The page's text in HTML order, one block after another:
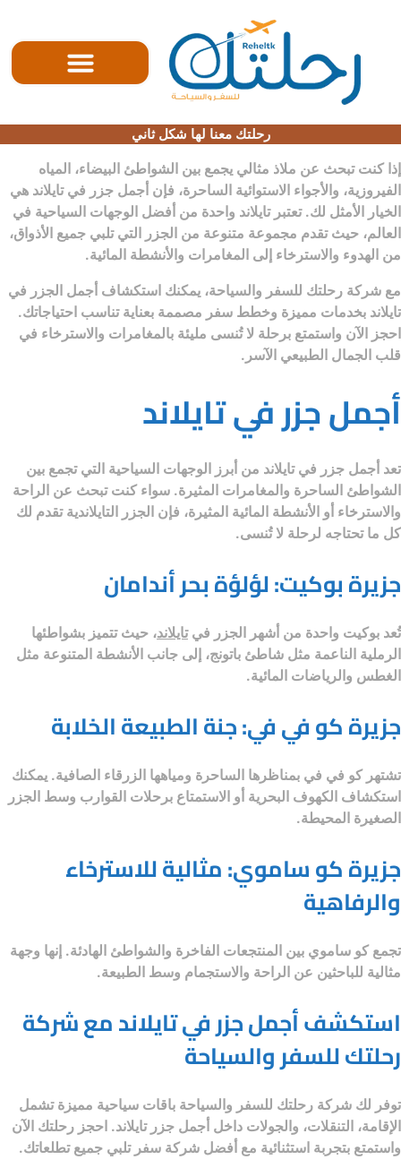
رحلتك معنا لها شكل ثاني
إذا كنت تبحث عن ملاذ مثالي يجمع بين الشواطئ البيضاء، المياه
الفيروزية، والأجواء الاستوائية الساحرة، فإن أجمل جزر في تايلاند هي
الخيار الأمثل لك. تعتبر تايلاند واحدة من أفضل الوجهات السياحية في
العالم، حيث تقدم مجموعة متنوعة من الجزر التي تلبي جميع الأذواق،
من الهدوء والاسترخاء إلى المغامرات والأنشطة المائية.
مع شركة رحلتك للسفر والسياحة، يمكنك استكشاف أجمل الجزر في
تايلاند بخدمات مميزة وخطط سفر مصممة بعناية تناسب احتياجاتك.
احجز الآن واستمتع برحلة لا تُنسى مليئة بالمغامرات والاسترخاء في
قلب الجمال الطبيعي الآسر.
أجمل جزر في تايلاند
تعد أجمل جزر في تايلاند من أبرز الوجهات السياحية التي تجمع بين
الشواطئ الساحرة والمغامرات المثيرة. سواء كنت تبحث عن الراحة
والاسترخاء أو الأنشطة المائية المثيرة، فإن الجزر التايلاندية تقدم لك
كل ما تحتاجه لرحلة لا تُنسى.
جزيرة بوكيت: لؤلؤة بحر أندامان
تُعد بوكيت واحدة من أشهر الجزر فيتايلاند، حيث تتميز بشواطئها
الرملية الناعمة مثل شاطئ باتونج، إلى جانب الأنشطة المتنوعة مثل
الغطس والرياضات المائية.
جزيرة كو في في: جنة الطبيعة الخلابة
تشتهر كو في في بمناظرها الساحرة ومياهها الزرقاء الصافية. يمكنك
استكشاف الكهوف البحرية أو الاستمتاع برحلات القوارب وسط الجزر
الصغيرة المحيطة.
جزيرة كو ساموي: مثالية للاسترخاء
والرفاهية
تجمع كو ساموي بين المنتجعات الفاخرة والشواطئ الهادئة. إنها وجهة
مثالية للباحثين عن الراحة والاستجمام وسط الطبيعة.
استكشف أجمل جزر في تايلاند مع شركة
رحلتك للسفر والسياحة
توفر لك شركة رحلتك للسفر والسياحة باقات سياحية مميزة تشمل
الإقامة، التنقلات، والجولات داخل أجمل جزر تايلاند. احجز رحلتك الآن
واستمتع بتجربة استثنائية مع أفضل شركة سفر تلبي جميع تطلعاتك.